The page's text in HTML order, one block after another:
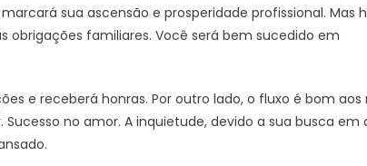
sua ascensão e prosperidade profissional. Mas
obrigações familiares. Você será bem sucedido em
e receberá honras. Por outro lado, o fluxo é bom aos
no amor. A inquietude, devido a sua busca em